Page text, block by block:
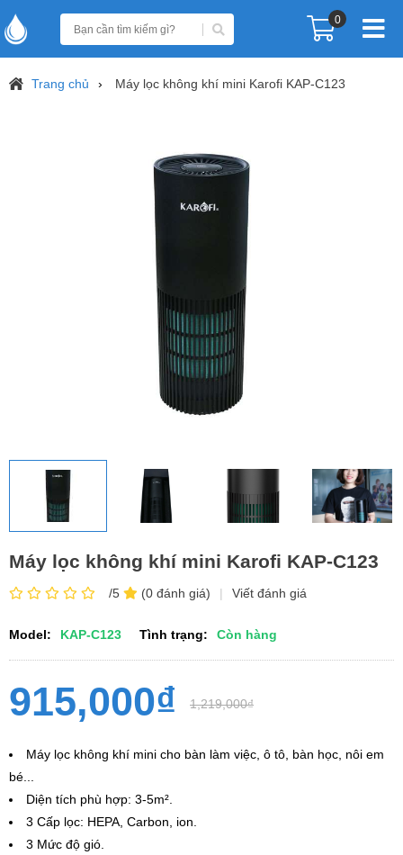
0
Trang chủ Máy lọc không khí mini Karofi KAP-C123
Máy lọc không khí mini Karofi KAP-C123
/5 (0 đánh giá) | Viết đánh giá
Model: KAP-C123 Tình trạng: Còn hàng
915,000₫ 1,219,000₫
Máy lọc không khí mini cho bàn làm việc, ô tô, bàn học, nôi em
bé...
Diện tích phù hợp: 3-5m².
3 Cấp lọc: HEPA, Carbon, ion.
3 Mức độ gió.